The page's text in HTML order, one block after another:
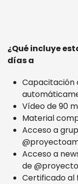
¿Qué incluye
días a
Capacitación
Vídeo de 90
Material
Acceso a
Acceso a
de
Certificado al